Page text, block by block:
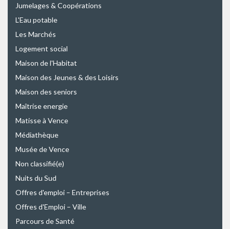
Jumelages & Coopérations
L'Eau potable
Les Marchés
Logement social
Maison de l'Habitat
Maison des Jeunes & des Loisirs
Maison des seniors
Maîtrise energie
Matisse à Vence
Médiathèque
Musée de Vence
Non classifié(e)
Nuits du Sud
Offres d'emploi – Entreprises
Offres d'Emploi – Ville
Parcours de Santé